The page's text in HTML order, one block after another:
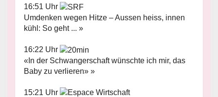
16:51 Uhr
Umdenken wegen Hitze – Aussen heiss, innen
kühl: So geht ... »
16:22 Uhr
«In der Schwangerschaft wünschte ich mir, das
Baby zu verlieren» »
15:21 Uhr